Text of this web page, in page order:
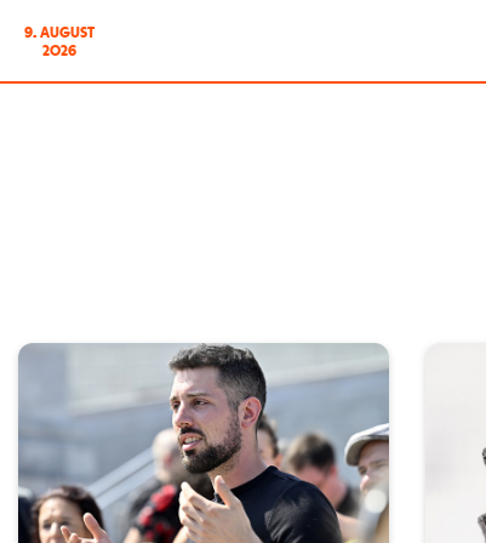
9. AUGUST
2026